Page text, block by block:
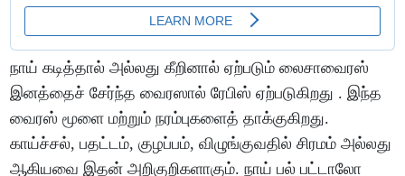
நாய் கடித்தால் அல்லது கீறினால் ஏற்படும் லைசாவைரஸ்
இனத்தைச் சேர்ந்த வைரஸால் ரேபிஸ் ஏற்படுகிறது . இந்த
வைரஸ் மூளை மற்றும் நரம்புகளைத் தாக்குகிறது.
காய்ச்சல், பதட்டம், குழப்பம், விழுங்குவதில் சிரமம் அல்லது
ஆகியவை இதன் அறிகுறிகளாகும். நாய் பல் பட்டாலோ